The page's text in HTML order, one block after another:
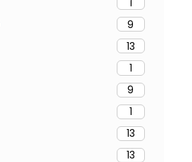
9
13
1
9
1
13
13